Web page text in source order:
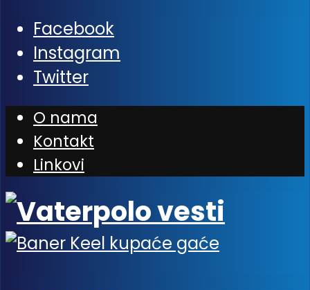
Facebook
Instagram
Twitter
O nama
Kontakt
Linkovi